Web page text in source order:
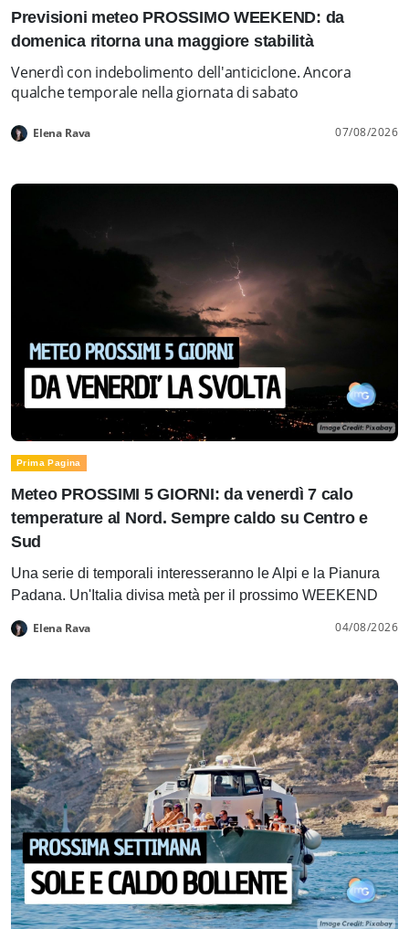
Previsioni meteo PROSSIMO WEEKEND: da
domenica ritorna una maggiore stabilità
Venerdì con indebolimento dell'anticiclone. Ancora
qualche temporale nella giornata di sabato
Elena Rava 07/08/2026
Prima Pagina
Meteo PROSSIMI 5 GIORNI: da venerdì 7 calo
temperature al Nord. Sempre caldo su Centro e
Sud
Una serie di temporali interesseranno le Alpi e la Pianura
Padana. Un'Italia divisa metà per il prossimo WEEKEND
Elena Rava 04/08/2026